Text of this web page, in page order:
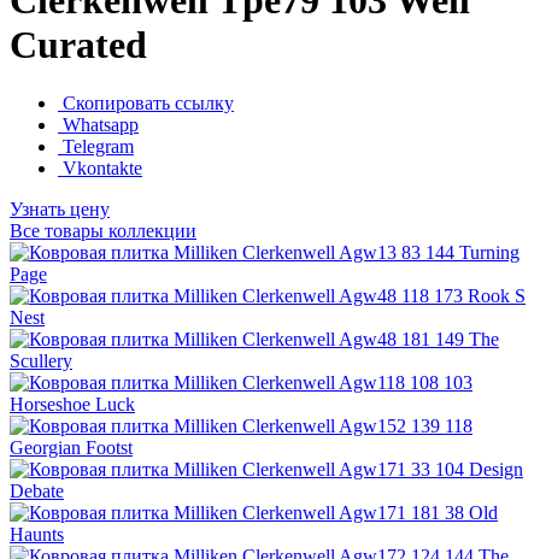
Curated
Скопировать ссылку
Whatsapp
Telegram
Vkontakte
Узнать цену
Все товары коллекции